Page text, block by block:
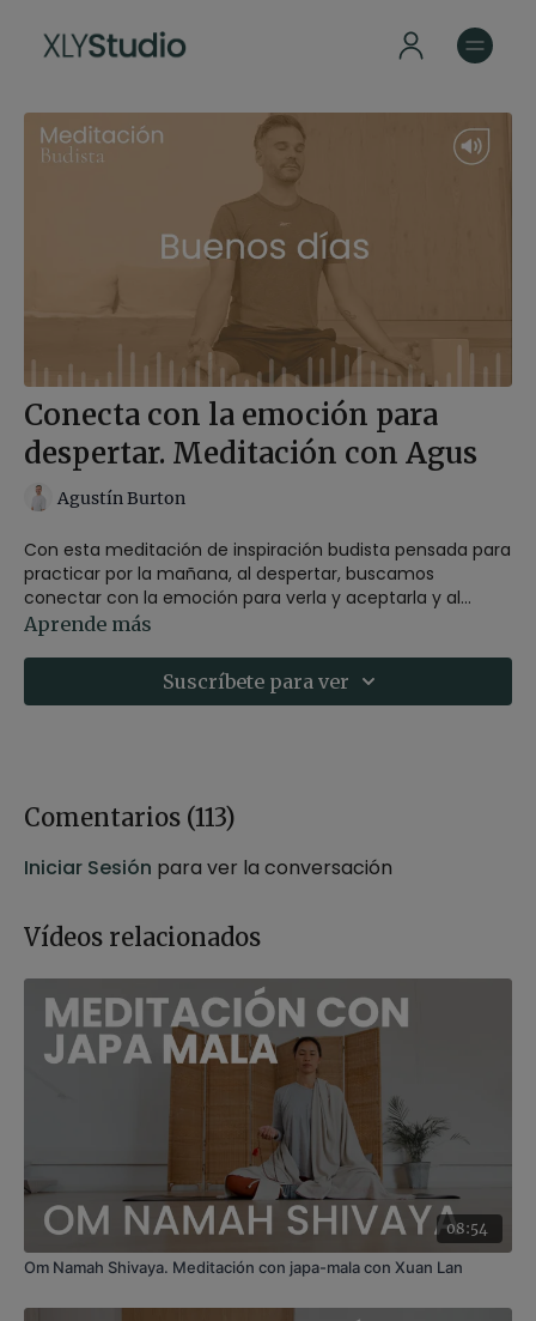
Conecta con la emoción para
despertar. Meditación con Agus
Agustín Burton
Con esta meditación de inspiración budista pensada para
practicar por la mañana, al despertar, buscamos
conectar con la emoción para verla y aceptarla y al
mismo tiempo, programar cómo queremos sentirnos el
Aprende más
Suscríbete para ver
Comentarios (113)
Iniciar Sesión para ver la conversación
Vídeos relacionados
08:54
Om Namah Shivaya. Meditación con japa-mala con Xuan Lan